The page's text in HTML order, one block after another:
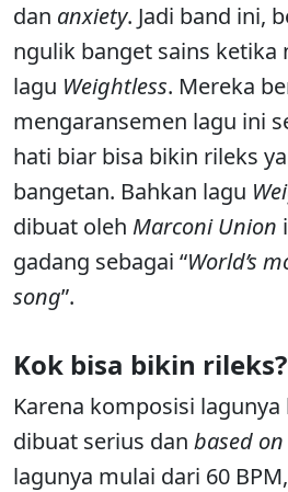
dan anxiety. Jadi band ini,
ngulik banget sains ketika
lagu Weightless. Mereka
mengaransemen lagu ini
hati biar bisa bikin rileks
bangetan. Bahkan lagu
dibuat oleh Marconi Union
gadang sebagai “World’s
song”.
Kok bisa bikin rileks?
Karena komposisi
dibuat serius dan based
lagunya mulai dari 60